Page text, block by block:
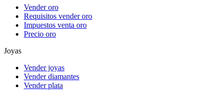
Vender oro
Requisitos vender oro
Impuestos venta oro
Precio oro
Joyas
Vender joyas
Vender diamantes
Vender plata